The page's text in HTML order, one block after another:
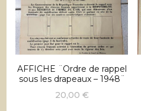
AFFICHE ¨Ordre de rappel
sous les drapeaux – 1948¨
20,00 €